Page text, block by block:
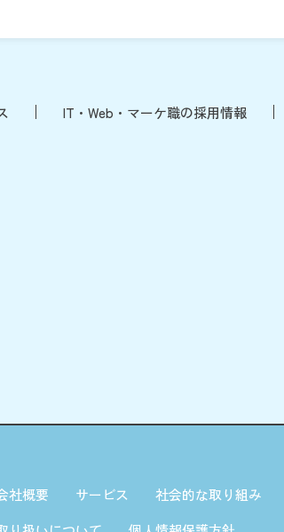
IT・Web・マーケ職の採用情報
社概要 サービス 社会的な取り組み